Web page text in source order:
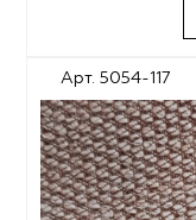
Арт. 5054-117